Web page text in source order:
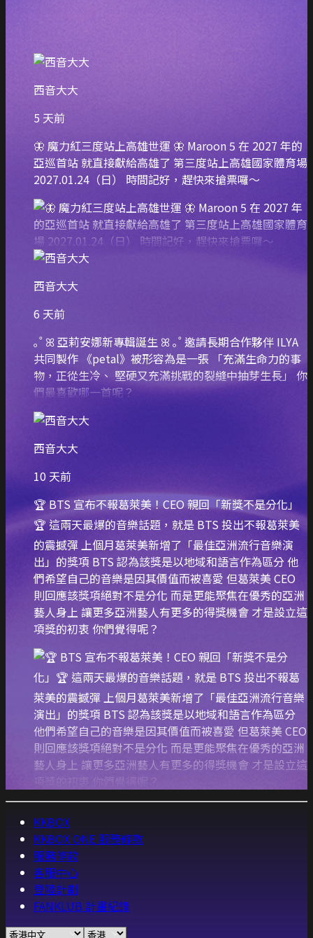
西音大大
5 天前
🦋 魔力紅三度站上高雄世運 🦋 Maroon 5 在 2027 年的
亞巡首站 就直接獻給高雄了 第三度站上高雄國家體育場
2027.01.24（日） 時間記好，趕快來搶票囉～
西音大大
6 天前
｡˚ ꕤ 亞莉安娜新專輯誕生 ꕤ ｡˚ 邀請長期合作夥伴 ILYA
共同製作 《petal》被形容為是一張 「充滿生命力的事
物，正從生冷、 堅硬又充滿挑戰的裂縫中抽芽生長」 你
們最喜歡哪一首呢？
西音大大
10 天前
🏆 BTS 宣布不報葛萊美！CEO 親回「新獎不是分化」
🏆 這兩天最爆的音樂話題，就是 BTS 投出不報葛萊美
的震撼彈 上個月葛萊美新增了「最佳亞洲流行音樂演
出」的獎項 BTS 認為該獎是以地域和語言作為區分 他
們希望自己的音樂是因其價值而被喜愛 但葛萊美 CEO
則回應該獎項絕對不是分化 而是更能聚焦在優秀的亞洲
藝人身上 讓更多亞洲藝人有更多的得獎機會 才是設立這
項獎的初衷 你們覺得呢？
KKBOX
KKBOX ONE 服務條款
服務條款
客服中心
登陸計劃
FANKLUB 計畫紀錄